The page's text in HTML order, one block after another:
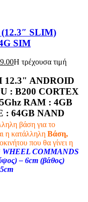
SLIM)
SIM
Η τρέχουσα τιμή
ANDROID
: B200 CORTEX
RAM : 4GB
: 64GB NAND
βάση για το
η κατάλληλη Βάση,
που θα γίνει η
WHEEL COMMANDS
– 6cm (βάθος)